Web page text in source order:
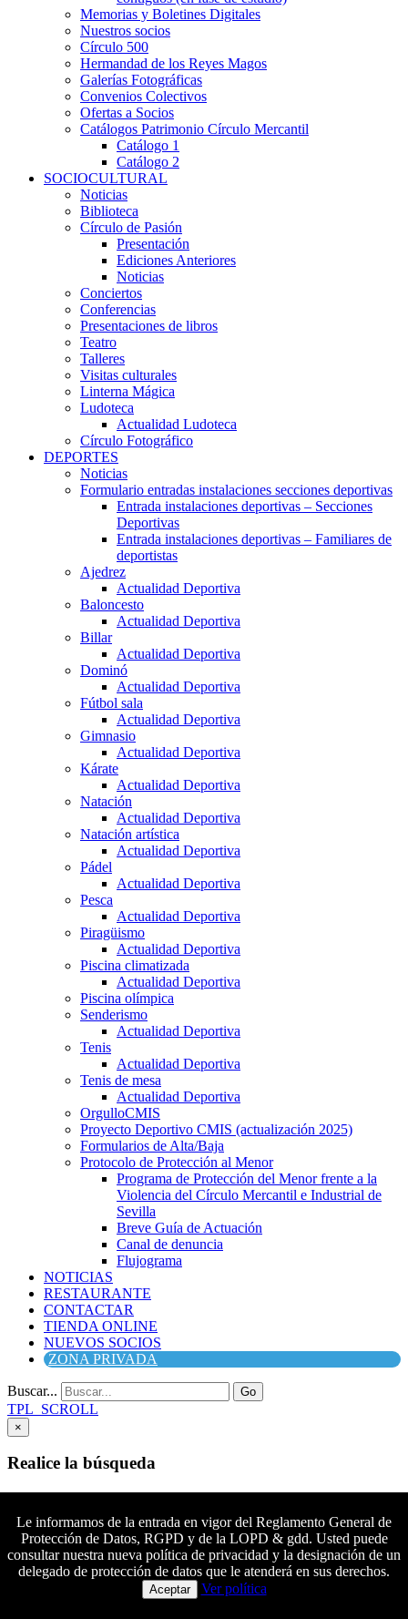
Memorias y Boletines Digitales
Nuestros socios
Círculo 500
Hermandad de los Reyes Magos
Galerías Fotográficas
Convenios Colectivos
Ofertas a Socios
Catálogos Patrimonio Círculo Mercantil
Catálogo 1
Catálogo 2
SOCIOCULTURAL
Noticias
Biblioteca
Círculo de Pasión
Presentación
Ediciones Anteriores
Noticias
Conciertos
Conferencias
Presentaciones de libros
Teatro
Talleres
Visitas culturales
Linterna Mágica
Ludoteca
Actualidad Ludoteca
Círculo Fotográfico
DEPORTES
Noticias
Formulario entradas instalaciones secciones deportivas
Entrada instalaciones deportivas – Secciones
Deportivas
Entrada instalaciones deportivas – Familiares de
deportistas
Ajedrez
Actualidad Deportiva
Baloncesto
Actualidad Deportiva
Billar
Actualidad Deportiva
Dominó
Actualidad Deportiva
Fútbol sala
Actualidad Deportiva
Gimnasio
Actualidad Deportiva
Kárate
Actualidad Deportiva
Natación
Actualidad Deportiva
Natación artística
Actualidad Deportiva
Pádel
Actualidad Deportiva
Pesca
Actualidad Deportiva
Piragüismo
Actualidad Deportiva
Piscina climatizada
Actualidad Deportiva
Piscina olímpica
Senderismo
Actualidad Deportiva
Tenis
Actualidad Deportiva
Tenis de mesa
Actualidad Deportiva
OrgulloCMIS
Proyecto Deportivo CMIS (actualización 2025)
Formularios de Alta/Baja
Protocolo de Protección al Menor
Programa de Protección del Menor frente a la
Violencia del Círculo Mercantil e Industrial de
Sevilla
Breve Guía de Actuación
Canal de denuncia
Flujograma
NOTICIAS
RESTAURANTE
CONTACTAR
TIENDA ONLINE
NUEVOS SOCIOS
ZONA PRIVADA
Buscar... Go
TPL_SCROLL
×
Realice la búsqueda
Buscar
Síguenos en Facebook
Síguenos en Twitter
Síguenos en YouTube
Síguenos en instagram
Colaboradores principales
Le informamos de la entrada en vigor del Reglamento General de
Protección de Datos, RGPD y de la LOPD & gdd. Usted puede
consultar nuestra nueva política de privacidad y la designación de un
delegado de protección de datos que le atenderá en sus derechos.
Aceptar Ver política